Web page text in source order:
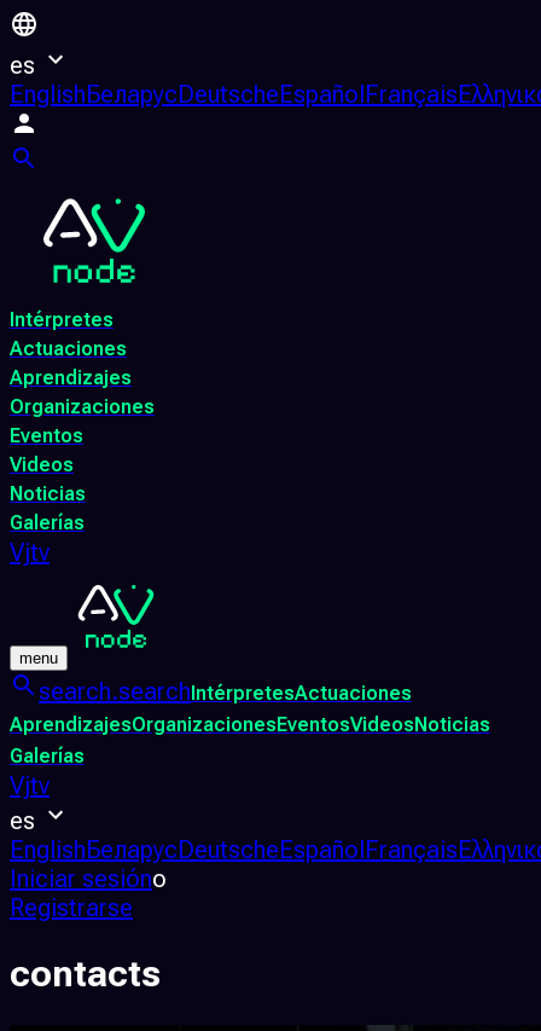
es
EnglishБеларусDeutscheEspañolFrançais
Intérpretes
Actuaciones
Aprendizajes
Organizaciones
Eventos
Videos
Noticias
Galerías
Vjtv
menu
search.searchIntérpretesActuaciones
AprendizajesOrganizacionesEventosVideosNoticias
Galerías
Vjtv
es
EnglishБеларусDeutscheEspañolFrançais
Iniciar sesióno
Registrarse
contacts